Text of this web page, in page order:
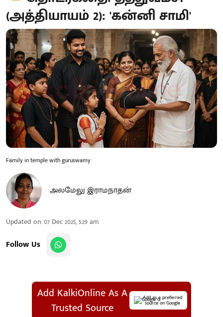
(அத்தியாயம் 2): 'கன்னி‌ சாமி'
Family in temple with guruswamy
அலமேலு இராமநாதன்
Updated on:07 Dec 2025, 5:29 am
Follow Us
Add KalkiOnline As A
Trusted Source
Add as a preferred
source on Google